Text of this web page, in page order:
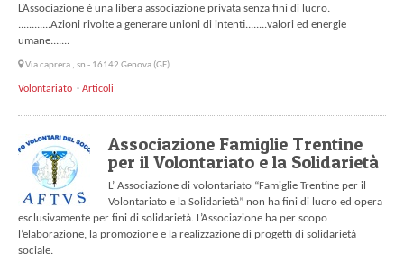
L’Associazione è una libera associazione privata senza fini di lucro.
............Azioni rivolte a generare unioni di intenti........valori ed energie
umane.......
Via caprera , sn - 16142 Genova (GE)
Volontariato Articoli
Associazione Famiglie Trentine
per il Volontariato e la Solidarietà
L’ Associazione di volontariato “Famiglie Trentine per il
Volontariato e la Solidarietà” non ha fini di lucro ed opera
esclusivamente per fini di solidarietà. L’Associazione ha per scopo
l’elaborazione, la promozione e la realizzazione di progetti di solidarietà
sociale.